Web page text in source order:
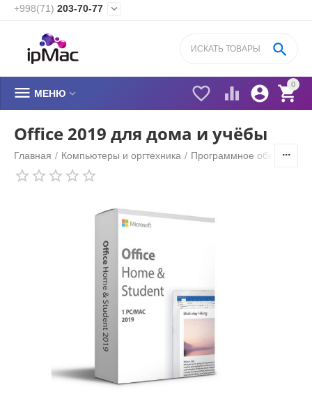
+998(71) 203-70-77 
0


 

 МЕНЮ 
Office 2019 для дома и учёбы
Главная / Компьютеры и оргтехника / Программное